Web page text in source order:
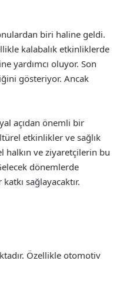
biri haline geldi.
kalabalık etkinliklerde
yardımcı oluyor. Son
gösteriyor. Ancak
açıdan önemli bir
etkinlikler ve sağlık
halkın ve ziyaretçilerin bu
dönemlerde
sağlayacaktır.
Özellikle otomotiv